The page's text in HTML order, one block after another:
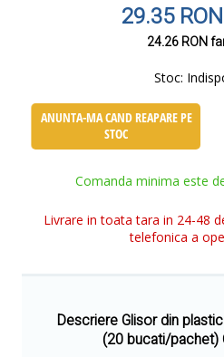
29.35 RON
24.26 RON
Stoc:
ANUNTA-MA CAND REAPARE PE
STOC
Comanda minima este
Livrare in toata tara in 24-48
telefonica a
Descriere Glisor din
(20 bucati/pachet)